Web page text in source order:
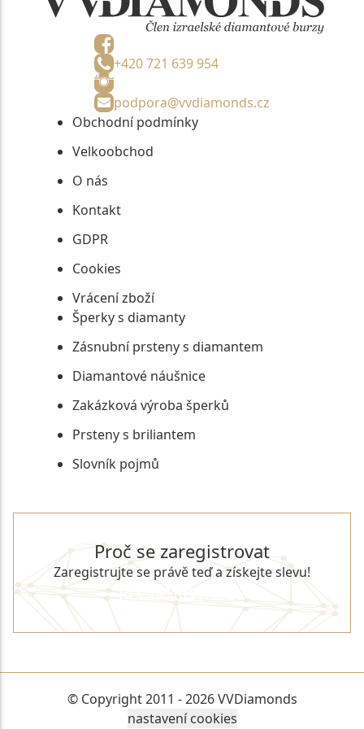
+420 721 639 954
podpora@vvdiamonds.cz
Obchodní podmínky
Velkoobchod
O nás
Kontakt
GDPR
Cookies
Vrácení zboží
Šperky s diamanty
Zásnubní prsteny s diamantem
Diamantové náušnice
Zakázková výroba šperků
Prsteny s briliantem
Slovník pojmů
Proč se zaregistrovat
Zaregistrujte se právě teď a získejte slevu!
REGISTROVAT SE
© Copyright 2011 - 2026 VVDiamonds
nastavení cookies